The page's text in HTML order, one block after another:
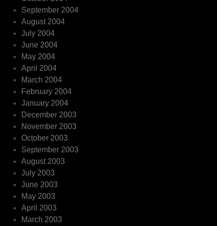
September 2004
August 2004
July 2004
June 2004
May 2004
April 2004
March 2004
February 2004
January 2004
December 2003
November 2003
October 2003
September 2003
August 2003
July 2003
June 2003
May 2003
April 2003
March 2003